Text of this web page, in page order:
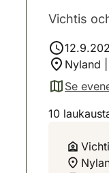
Vichtis
Nyland
Se
(avautuu
10